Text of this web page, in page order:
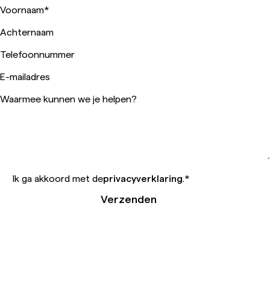
Voornaam*
Achternaam
Telefoonnummer
E-mailadres
Waarmee kunnen we je helpen?
Ik ga akkoord met deprivacyverklaring *
Verzenden